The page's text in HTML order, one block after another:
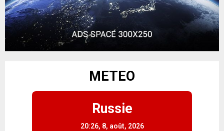
METEO
Russie
20:26, 8, août, 2026